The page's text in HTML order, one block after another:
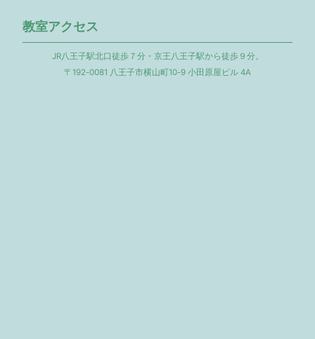
教室アクセス
JR八王子駅北口徒歩７分・京王八王子駅から徒歩９分。
〒192-0081 八王子市横山町10-9 小田原屋ビル 4A